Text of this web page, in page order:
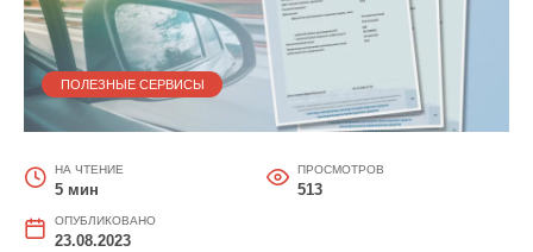
ПОЛЕЗНЫЕ СЕРВИСЫ
НА ЧТЕНИЕ
5 мин
ПРОСМОТРОВ
513
ОПУБЛИКОВАНО
23.08.2023